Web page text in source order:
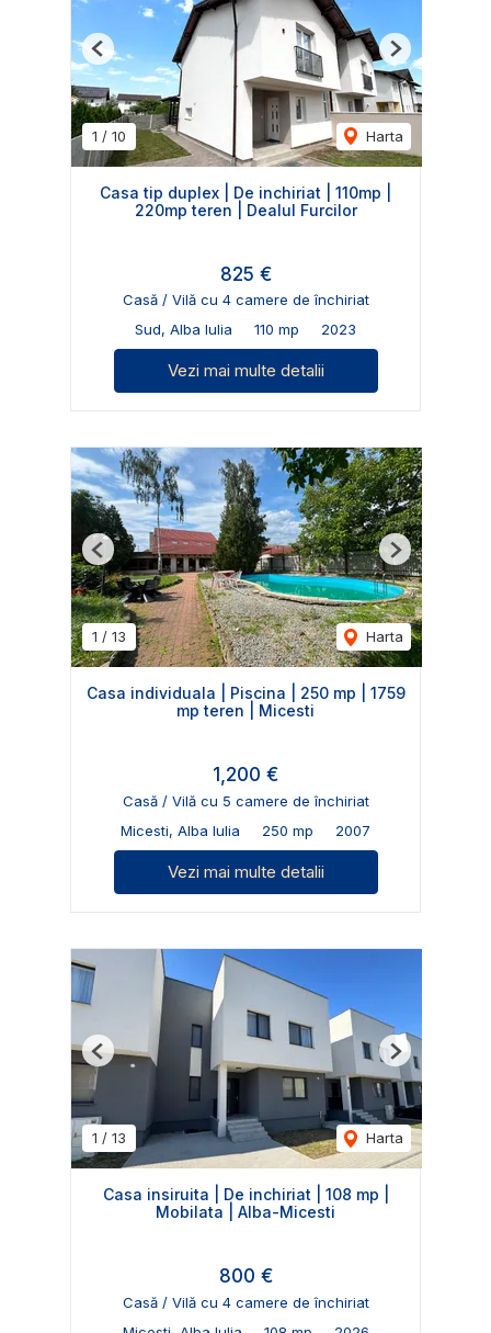
1 / 10 Harta
Previous Next
Casa tip duplex | De inchiriat | 110mp |
220mp teren | Dealul Furcilor
825 €
Casă / Vilă cu 4 camere de închiriat
Sud, Alba Iulia
110 mp 2023
Vezi mai multe detalii
1 / 13 Harta
Previous Next
Casa individuala | Piscina | 250 mp | 1759
mp teren | Micesti
1,200 €
Casă / Vilă cu 5 camere de închiriat
Micesti, Alba Iulia
250 mp 2007
Vezi mai multe detalii
1 / 13 Harta
Previous Next
Casa insiruita | De inchiriat | 108 mp |
Mobilata | Alba-Micesti
800 €
Casă / Vilă cu 4 camere de închiriat